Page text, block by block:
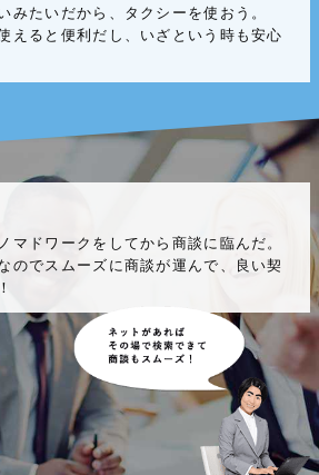
みたいだから、タクシーを使おう。
えると便利だし、いざという時も安心
マドワークをしてから商談に臨んだ。
のでスムーズに商談が運んで、良い契